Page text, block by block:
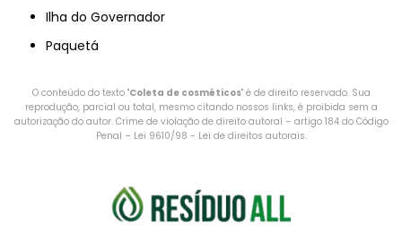
Ilha do Governador
Paquetá
O conteúdo do texto "Coleta de cosméticos" é de direito reservado. Sua
reprodução, parcial ou total, mesmo citando nossos links, é proibida sem a
autorização do autor. Crime de violação de direito autoral – artigo 184 do Código
Penal – Lei 9610/98 - Lei de direitos autorais.